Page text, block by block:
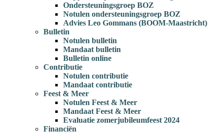
Ondersteuningsgroep BOZ
Notulen ondersteuningsgroep BOZ
Advies Leo Gommans (BOOM-Maastricht)
Bulletin
Notulen bulletin
Mandaat bulletin
Bulletin online
Contributie
Notulen contributie
Mandaat contributie
Feest & Meer
Notulen Feest & Meer
Mandaat Feest & Meer
Evaluatie zomerjubileumfeest 2024
Financiën